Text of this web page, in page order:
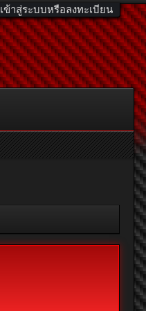
เข้าสู่ระบบหรือลงทะเบียน